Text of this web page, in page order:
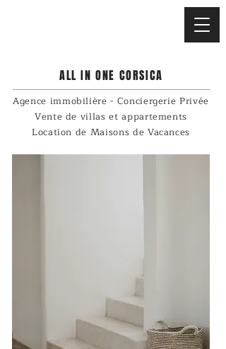
ALL IN ONE CORSICA
Agence immobilière - Conciergerie Privée
Vente de villas et appartements
Location de Maisons de Vacances